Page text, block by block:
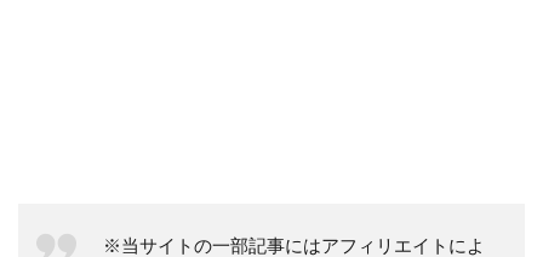
※当サイトの一部記事にはアフィリエイトによ